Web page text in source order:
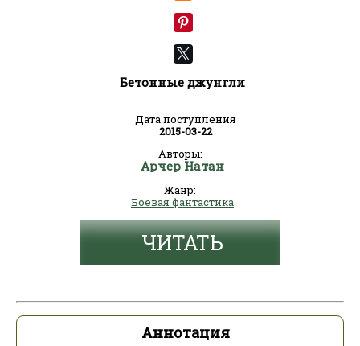
Бетонные джунгли
Дата поступления
2015-03-22
Авторы:
Арчер Натан
Жанр:
Боевая фантастика
ЧИТАТЬ
Аннотация